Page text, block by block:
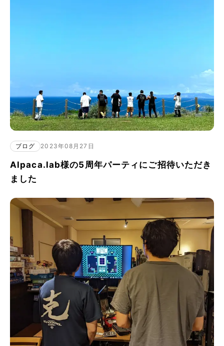
ブログ 2023年08月27日
Alpaca.lab様の5周年パーティにご招待いただき
ました